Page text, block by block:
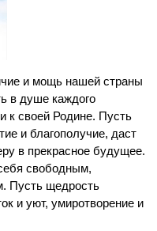
и мощь нашей страны
в душе каждого
к своей Родине. Пусть
и благополучие, даст
в прекрасное будущее.
свободным,
Пусть щедрость
и уют, умиротворение и